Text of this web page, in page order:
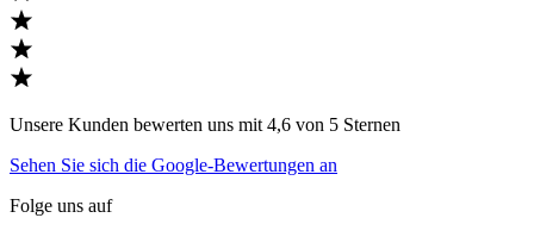
Unsere Kunden bewerten uns mit 4,6 von 5 Sternen
Sehen Sie sich die Google-Bewertungen an
Folge uns auf